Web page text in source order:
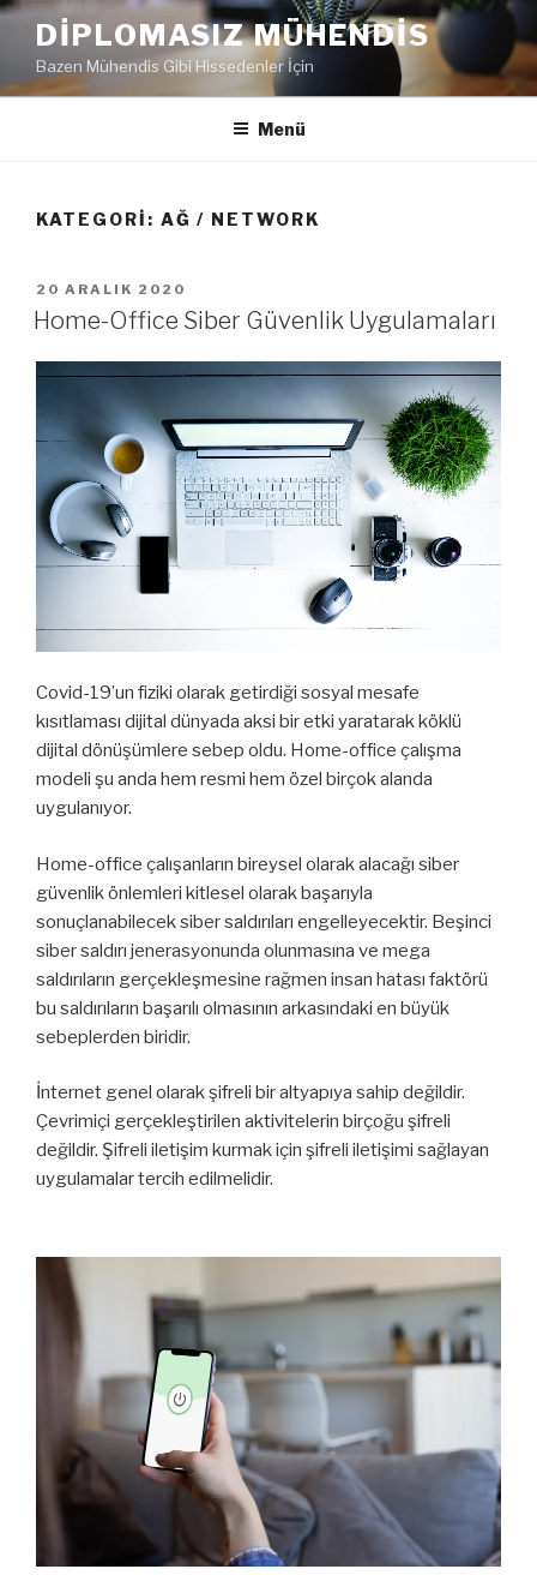
İçeriğe
DIPLOMASIZ MÜHENDIS
Bazen Mühendis Gibi Hissedenler İçin
Menü
KATEGORI: AĞ / NETWORK
YAYIM
TARIHI
20 ARALIK 2020
Home-Office Siber Güvenlik Uygulamaları
Covid-19’un fiziki olarak getirdiği sosyal mesafe
kısıtlaması dijital dünyada aksi bir etki yaratarak köklü
dijital dönüşümlere sebep oldu. Home-office çalışma
modeli şu anda hem resmi hem özel birçok alanda
uygulanıyor.
Home-office çalışanların bireysel olarak alacağı siber
güvenlik önlemleri kitlesel olarak başarıyla
sonuçlanabilecek siber saldırıları engelleyecektir. Beşinci
siber saldırı jenerasyonunda olunmasına ve mega
saldırıların gerçekleşmesine rağmen insan hatası faktörü
bu saldırıların başarılı olmasının arkasındaki en büyük
sebeplerden biridir.
İnternet genel olarak şifreli bir altyapıya sahip değildir.
Çevrimiçi gerçekleştirilen aktivitelerin birçoğu şifreli
değildir. Şifreli iletişim kurmak için şifreli iletişimi sağlayan
uygulamalar tercih edilmelidir.